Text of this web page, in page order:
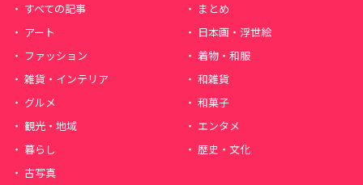
すべての記事
まとめ
アート
日本画・浮世絵
ファッション
着物・和服
雑貨・インテリア
和雑貨
グルメ
和菓子
観光・地域
エンタメ
暮らし
歴史・文化
古写真